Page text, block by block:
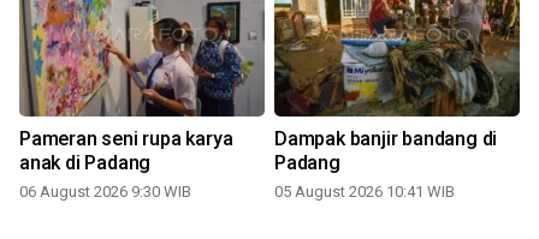
Pameran seni rupa karya
anak di Padang
06 August 2026 9:30 WIB
Dampak banjir bandang di
Padang
05 August 2026 10:41 WIB